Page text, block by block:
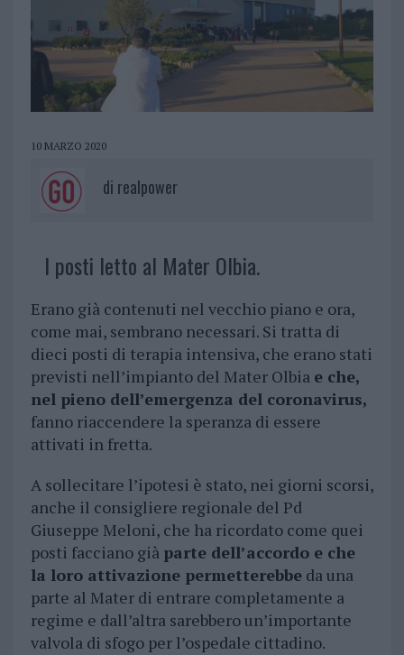
10 MARZO 2020
di realpower
I posti letto al Mater Olbia.
Erano già contenuti nel vecchio piano e ora,
come mai, sembrano necessari. Si tratta di
dieci posti di terapia intensiva, che erano stati
previsti nell’impianto del Mater Olbia e che,
nel pieno dell’emergenza del coronavirus,
fanno riaccendere la speranza di essere
attivati in fretta.
A sollecitare l’ipotesi è stato, nei giorni scorsi,
anche il consigliere regionale del Pd
Giuseppe Meloni, che ha ricordato come quei
posti facciano già parte dell’accordo e che
la loro attivazione permetterebbeda una
parte al Mater di entrare completamente a
regime e dall’altra sarebbero un’importante
valvola di sfogo per l’ospedale cittadino.